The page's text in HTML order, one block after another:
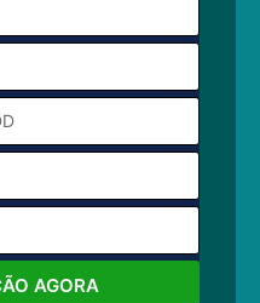
AGORA